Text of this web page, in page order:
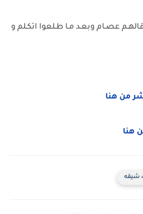
عصـام وبعـد مـا طـلعوا اتكـلم و
من هنا
هنا
شيقه